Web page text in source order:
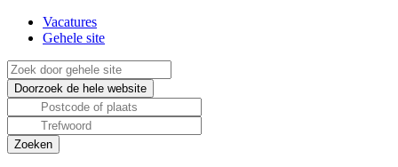
Vacatures
Gehele site